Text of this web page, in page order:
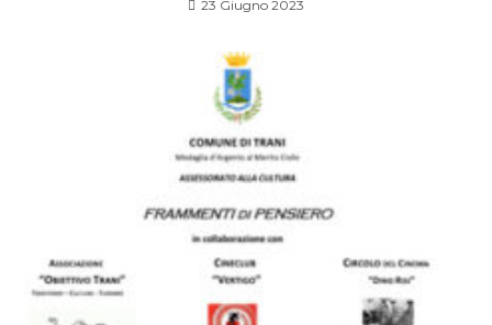
23 Giugno 2023